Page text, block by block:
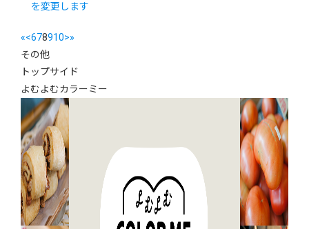
を変更します
«<678910>»
その他
トップサイド
よむよむカラーミー